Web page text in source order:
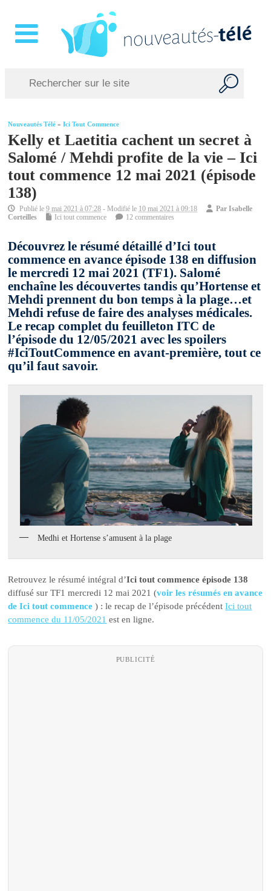
Nouveautés Télé »Ici Tout Commence
Kelly et Laetitia cachent un secret à
Salomé / Mehdi profite de la vie – Ici
tout commence 12 mai 2021 (épisode
138)
Publié le9 mai 2021 à 07:28 - Modifié le 10 mai 2021 à 09:18 ParIsabelle
Corteilles
Ici tout commence 12 commentaires
Découvrez le résumé détaillé d’Ici tout
commence en avance épisode 138 en diffusion
le mercredi 12 mai 2021 (TF1). Salomé
enchaîne les découvertes tandis qu’Hortense et
Mehdi prennent du bon temps à la plage…et
Mehdi refuse de faire des analyses médicales.
Le recap complet du feuilleton ITC de
l’épisode du 12/05/2021 avec les spoilers
#IciToutCommence en avant-première, tout ce
qu’il faut savoir.
Medhi et Hortense s’amusent à la plage
Retrouvez le résumé intégral d’Ici tout commence épisode 138
diffusé sur TF1 mercredi 12 mai 2021 (voir les résumés en avance
de Ici tout commence) : le recap de l’épisode précédentIci tout
commence du 11/05/2021 est en ligne.
PUBLICITÉ